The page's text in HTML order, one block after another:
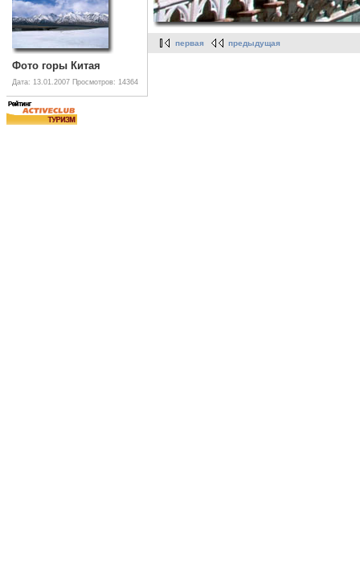
Фото горы Китая
Дата: 13.01.2007 Просмотров: 14364
первая предыдущая